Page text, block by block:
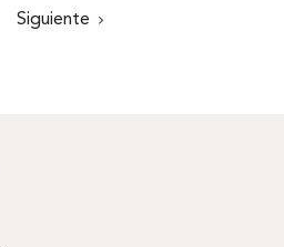
Siguiente